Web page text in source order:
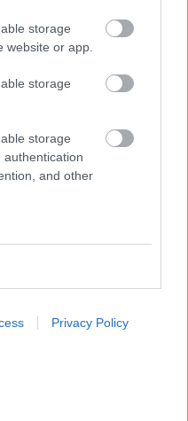
storage
website or app.
storage
storage
authentication
and other
Privacy Policy